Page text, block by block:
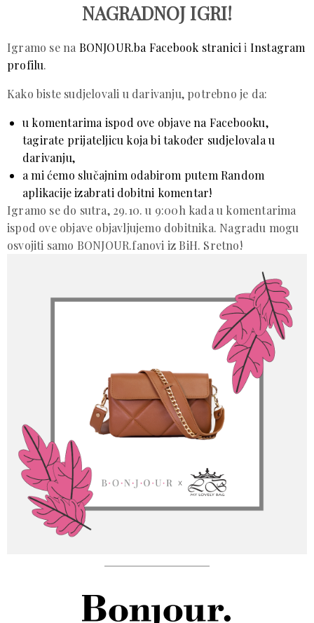
NAGRADNOJ IGRI!
Igramo se na BONJOUR.ba Facebook stranicii Instagram
profilu.
Kako biste sudjelovali u darivanju, potrebno je da:
u komentarimaispod ove objave na Facebooku,
tagirate prijateljicu koja bi također sudjelovala u
darivanju,
a mi ćemo slučajnim odabirom putem Random
aplikacije izabrati dobitni komentar!
Igramo se do sutra, 29.10. u 9:00h kada u komentarima
ispod ove objave objavljujemo dobitnika. Nagradu mogu
osvojiti samo BONJOUR.fanovi iz BiH. Sretno!